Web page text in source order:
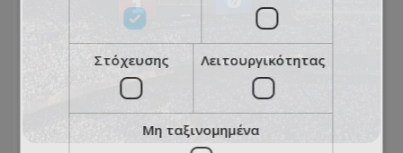
Στόχευσης Λειτουργικότητας
Μη ταξινομημένα